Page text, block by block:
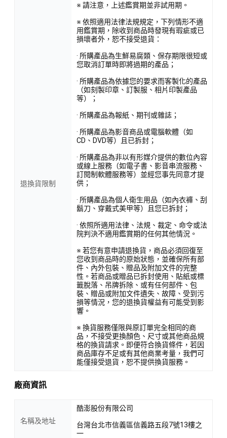
退換貨限制
※ 請注意，上述鑑賞期並非試用期。
※ 依照適用法律法規規定，下列情形不適
用鑑賞期，除收到商品時發現有瑕疵或已
損壞者外，恕不接受退貨：
· 所購產品為生鮮易腐類、保存期限很短或
您取消訂單時即將過期的產品；
· 所購產品為依據您的要求而客製化的產品
（如刻製印章、訂製服、相片印製產品
等）；
· 所購產品為報紙、期刊或雜誌；
· 所購產品為影音商品或電腦軟體（如
CD、DVD等）且已拆封；
· 所購產品為非以有形媒介提供的數位內容
或線上服務（如電子書、影音串流服務、
訂閱制軟體服務等）並經您事先同意才提
供；
· 所購產品為個人衛生用品（如內衣褲、刮
鬍刀、穿戴式美甲等）且您已拆封；
· 依照所適用法律、法規、裁定、命令或法
院判決不適用鑑賞期的任何其他情況。
※ 若您有意申請退換貨，商品必須回復至
您收到商品時的原始狀態，並確保所有部
件、內外包裝、贈品及附加文件的完整
性。若商品或贈品已拆封使用、貼紙或標
籤脫落、吊牌拆除、或有任何部件、包
裝、贈品或附加文件遺失、故障、受到污
損等情況，您的退換貨權益有可能受到影
響。
※ 換貨服務僅限與原訂單完全相同的商
品，不接受更換顏色、尺寸或其他商品規
格的換貨請求。即便符合換貨條件，若因
商品庫存不足或有其他商業考量，我們可
能僅接受退貨，恕不提供換貨服務。
廠商資訊
名稱及地址
酷澎股份有限公司
台灣台北市信義區信義路五段7號13樓之
一